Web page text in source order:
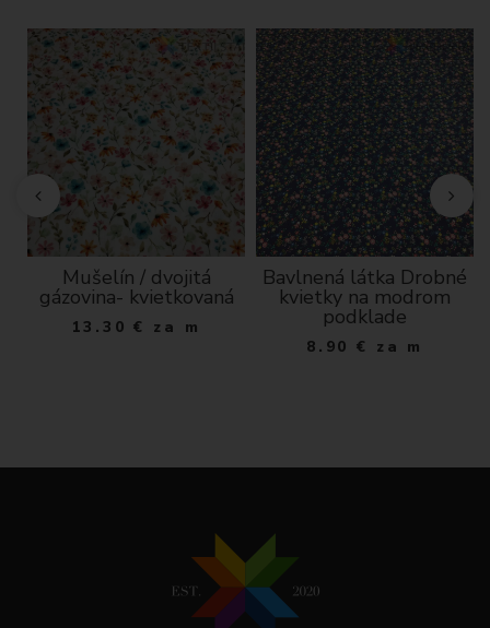
Mušelín / dvojitá
gázovina- kvietkovaná
13.30 € za m
Bavlnená látka Drobné
kvietky na modrom
podklade
8.90 € za m